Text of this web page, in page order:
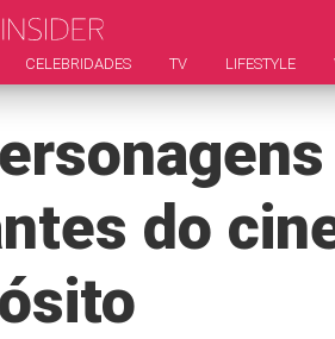
CELEBRIDADES TV LIFESTYLE
do